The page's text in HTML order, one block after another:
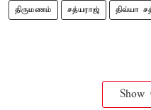
திருமணம் சத்யராஜ் திவ்யா
Show